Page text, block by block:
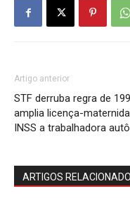
Artigo anterior
STF derruba regra de
amplia licença-
INSS a trabalhadora
ARTIGOS